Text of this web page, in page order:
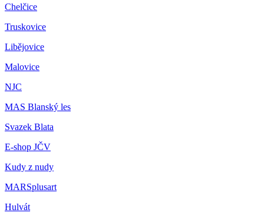
Chelčice
Truskovice
Libějovice
Malovice
NJC
MAS Blanský les
Svazek Blata
E-shop JČV
Kudy z nudy
MARSplusart
Hulvát